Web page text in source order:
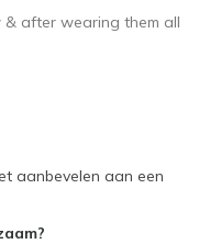
& after wearing them all
aanbevelen aan een